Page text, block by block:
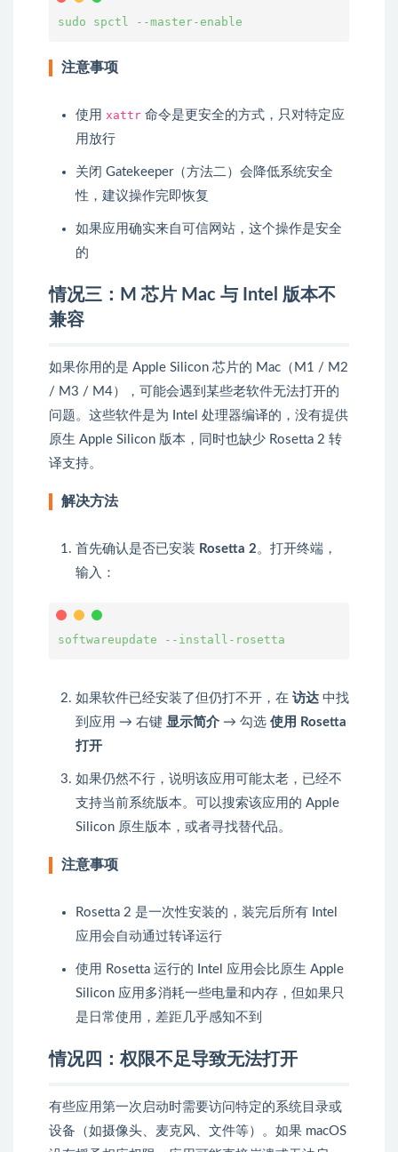
sudo spctl --master-enable
注意事项
使用 xattr 命令是更安全的方式，只对特定应
用放行
关闭 Gatekeeper（方法二）会降低系统安全
性，建议操作完即恢复
如果应用确实来自可信网站，这个操作是安全
的
情况三：M 芯片 Mac 与 Intel 版本不
兼容
如果你用的是 Apple Silicon 芯片的 Mac（M1 / M2
/ M3 / M4），可能会遇到某些老软件无法打开的
问题。这些软件是为 Intel 处理器编译的，没有提供
原生 Apple Silicon 版本，同时也缺少 Rosetta 2 转
译支持。
解决方法
首先确认是否已安装 Rosetta 2 。打开终端，
输入：
softwareupdate --install-rosetta
如果软件已经安装了但仍打不开，在 访达 中找
到应用 → 右键 显示简介 → 勾选 使用 Rosetta
打开
如果仍然不行，说明该应用可能太老，已经不
支持当前系统版本。可以搜索该应用的 Apple
Silicon 原生版本，或者寻找替代品。
注意事项
Rosetta 2 是一次性安装的，装完后所有 Intel
应用会自动通过转译运行
使用 Rosetta 运行的 Intel 应用会比原生 Apple
Silicon 应用多消耗一些电量和内存，但如果只
是日常使用，差距几乎感知不到
情况四：权限不足导致无法打开
有些应用第一次启动时需要访问特定的系统目录或
设备（如摄像头、麦克风、文件等）。如果 macOS